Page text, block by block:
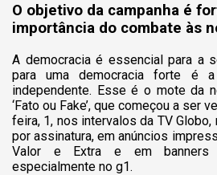
O objetivo da campanha é
importância do combate às
A democracia é essencial para a
para uma democracia forte é
independente. Esse é o mote da
‘Fato ou Fake’, que começou a ser
feira, 1, nos intervalos da TV Globo,
por assinatura, em anúncios
Valor e Extra e em banners
especialmente no g1.